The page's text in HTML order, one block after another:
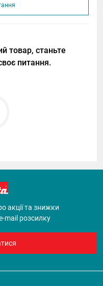
товар, станьте
питання.
акції та знижки
mail розсилку